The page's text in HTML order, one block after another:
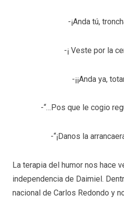
-¡Anda tú,
-¡ Veste por la
-¡¡Anda ya,
-“…Pos que le cogio
-“¡Danos la
La terapia del humor nos hace
independencia de Daimiel.
nacional de Carlos Redondo y